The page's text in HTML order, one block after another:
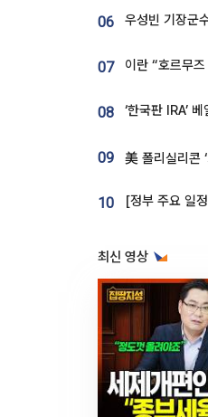
06
07
08
09
10
최신 영상